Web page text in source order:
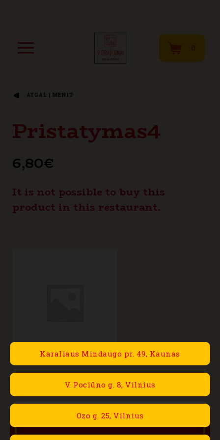
Karaliaus Mindaugo pr. 49, Kaunas
V. Pociūno g. 8, Vilnius
Ozo g. 25, Vilnius
ATGAL Į MENIU
Pristatymas4
6,80€
It is not possible to buy this
product in this restaurant.